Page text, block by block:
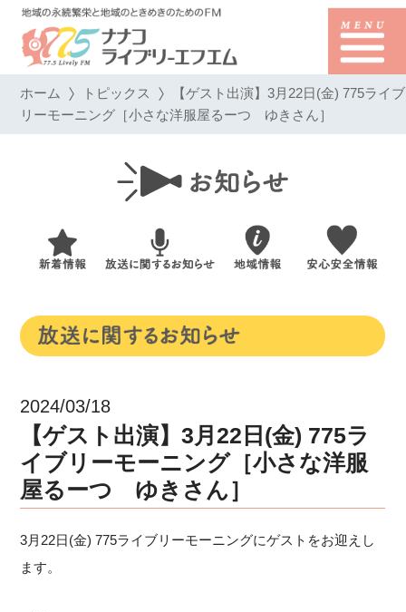
ホーム トピックス 【ゲスト出演】3月22日(金) 775ライブ
リーモーニング［小さな洋服屋るーつ ゆきさん］
2024/03/18
【ゲスト出演】3月22日(金) 775ラ
イブリーモーニング［小さな洋服
屋るーつ ゆきさん］
3月22日(金) 775ライブリーモーニングにゲストをお迎えし
ます。